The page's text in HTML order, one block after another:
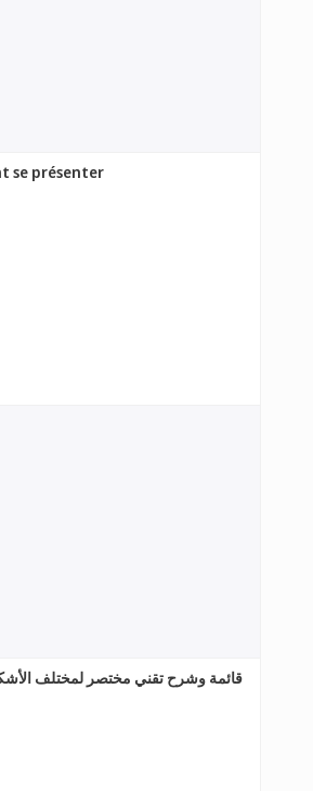
se présenter
قائمة وشرح تقني مختصر لمختلف